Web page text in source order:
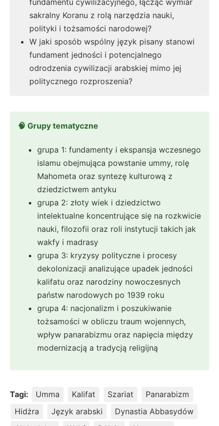
fundamentu cywilizacyjnego, łącząc wymiar
sakralny Koranu z rolą narzędzia nauki,
polityki i tożsamości narodowej?
W jaki sposób wspólny język pisany stanowi
fundament jedności i potencjalnego
odrodzenia cywilizacji arabskiej mimo jej
politycznego rozproszenia?
🧠 Grupy tematyczne
grupa 1: fundamenty i ekspansja wczesnego
islamu obejmująca powstanie ummy, rolę
Mahometa oraz syntezę kulturową z
dziedzictwem antyku
grupa 2: złoty wiek i dziedzictwo
intelektualne koncentrujące się na rozkwicie
nauki, filozofii oraz roli instytucji takich jak
wakfy i madrasy
grupa 3: kryzysy polityczne i procesy
dekolonizacji analizujące upadek jedności
kalifatu oraz narodziny nowoczesnych
państw narodowych po 1939 roku
grupa 4: nacjonalizm i poszukiwanie
tożsamości w obliczu traum wojennych,
wpływ panarabizmu oraz napięcia między
modernizacją a tradycją religijną
Tagi: Umma Kalifat Szariat
Panarabizm
Hidżra
Język arabski
Dynastia Abbasydów